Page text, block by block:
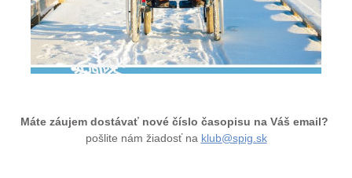
Máte záujem dostávať nové číslo časopisu na Váš email?
pošlite nám žiadosť na klub@spig.sk